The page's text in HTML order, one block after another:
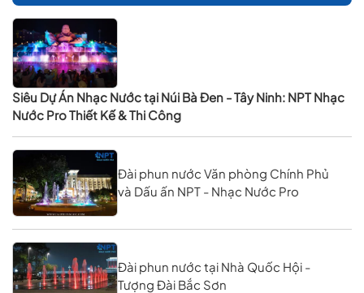
Siêu Dự Án Nhạc Nước tại Núi Bà Đen - Tây Ninh: NPT Nhạc
Nước Pro Thiết Kế & Thi Công
Đài phun nước Văn phòng Chính Phủ
và Dấu ấn NPT - Nhạc Nước Pro
Đài phun nước tại Nhà Quốc Hội -
Tượng Đài Bắc Sơn